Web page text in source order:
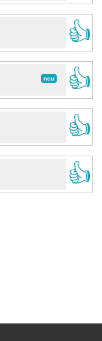
👍
neu
👍
👍
👍